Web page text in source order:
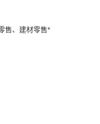
售、建材零售*